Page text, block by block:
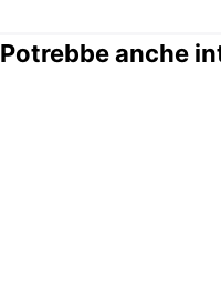
Potrebbe anche